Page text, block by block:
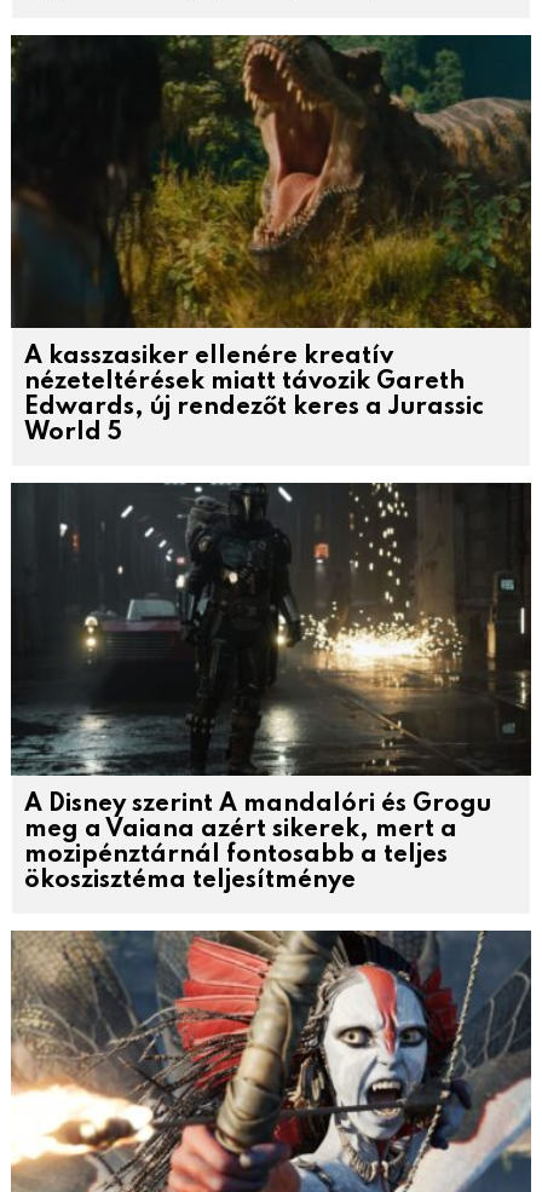
A kasszasiker ellenére kreatív
nézeteltérések miatt távozik Gareth
Edwards, új rendezőt keres a Jurassic
World 5
A Disney szerint A mandalóri és Grogu
meg a Vaiana azért sikerek, mert a
mozipénztárnál fontosabb a teljes
ökoszisztéma teljesítménye